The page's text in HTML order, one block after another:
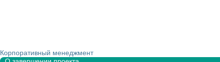
Корпоративный менеджмент